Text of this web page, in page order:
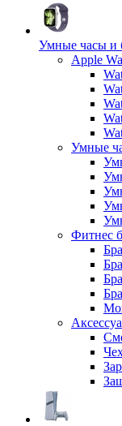
Умные часы и
Apple
Умные
Фитнес